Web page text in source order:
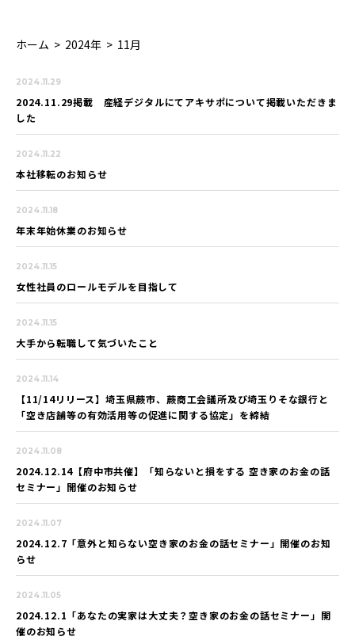
ホーム > 2024年 > 11月
2024.11.29
2024.11.29掲載 産経デジタルにてアキサポについて掲載いただきま
した
2024.11.22
本社移転のお知らせ
2024.11.18
年末年始休業のお知らせ
2024.11.15
女性社員のロールモデルを目指して
2024.11.15
大手から転職して気づいたこと
2024.11.14
【11/14リリース】埼玉県蕨市、蕨商工会議所及び埼玉りそな銀行と
「空き店舗等の有効活用等の促進に関する協定」を締結
2024.11.08
2024.12.14【府中市共催】「知らないと損をする 空き家のお金の話
セミナー」開催のお知らせ
2024.11.07
2024.12.7「意外と知らない空き家のお金の話セミナー」開催のお知
らせ
2024.11.05
2024.12.1「あなたの実家は大丈夫？空き家のお金の話セミナー」開
催のお知らせ